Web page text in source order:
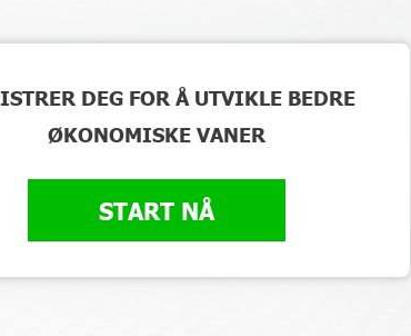
DEG FOR Å UTVIKLE BEDRE
ØKONOMISKE VANER
START NÅ